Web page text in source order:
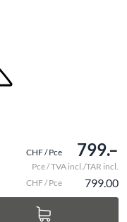
CHF / Pce 799.–
Pce / TVA incl./TAR incl.
CHF / Pce 799.00